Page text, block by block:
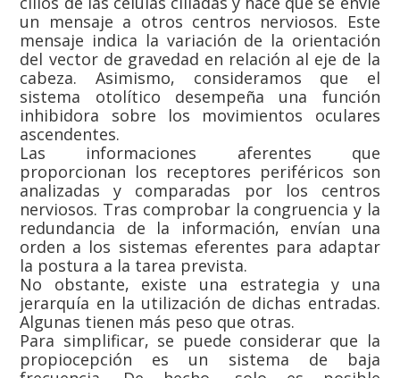
un mensaje a otros centros nerviosos. Este
mensaje indica la variación de la orientación
del vector de gravedad en relación al eje de la
cabeza. Asimismo, consideramos que el
sistema otolítico desempeña una función
inhibidora sobre los movimientos oculares
ascendentes.
Las informaciones aferentes que
proporcionan los receptores periféricos son
analizadas y comparadas por los centros
nerviosos. Tras comprobar la congruencia y la
redundancia de la información, envían una
orden a los sistemas eferentes para adaptar
la postura a la tarea prevista.
No obstante, existe una estrategia y una
jerarquía en la utilización de dichas entradas.
Algunas tienen más peso que otras.
Para simplificar, se puede considerar que la
propiocepción es un sistema de baja